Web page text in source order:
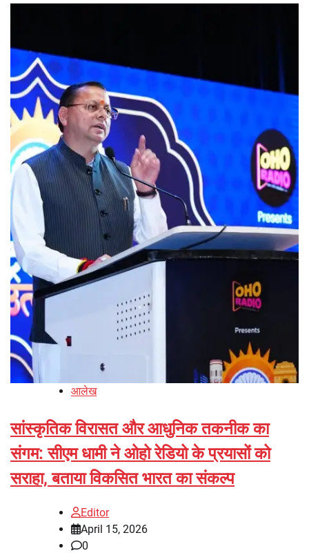
आलेख
सांस्कृतिक विरासत और आधुनिक तकनीक का
संगम: सीएम धामी ने ओहो रेडियो के प्रयासों को
सराहा, बताया विकसित भारत का संकल्प
Editor
April 15, 2026
0